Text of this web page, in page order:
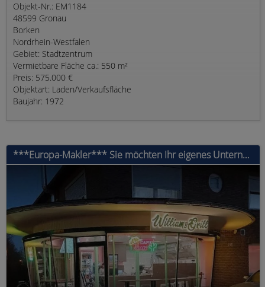
Objekt-Nr.: EM1184
48599 Gronau
Borken
Nordrhein-Westfalen
Gebiet: Stadtzentrum
Vermietbare Fläche ca.: 550 m²
Preis: 575.000 €
Objektart: Laden/Verkaufsfläche
Baujahr: 1972
***Europa-Makler*** Sie möchten Ihr eigenes Unternehmen in Deutschland gründen? Dann nutzen Sie JETZT Ihre Chance mit WILLIAM'S GRILL